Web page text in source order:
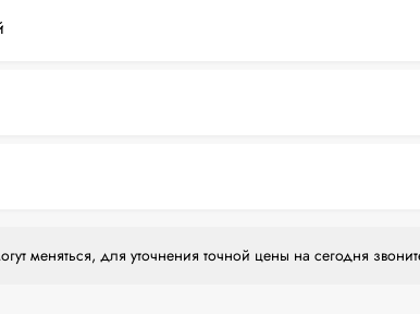
меняться, для уточнения точной цены на сегодня